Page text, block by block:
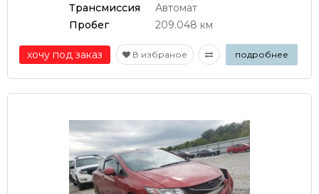
Трансмиссия
Автомат
Пробег
209.048 км
хочу под заказ В избраное подробнее